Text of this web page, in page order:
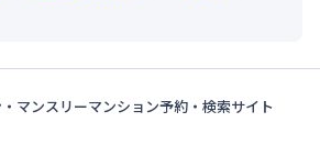
マンスリーマンション予約・検索サイト